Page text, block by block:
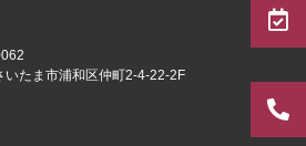
いたま市浦和区仲町2-4-22-2F